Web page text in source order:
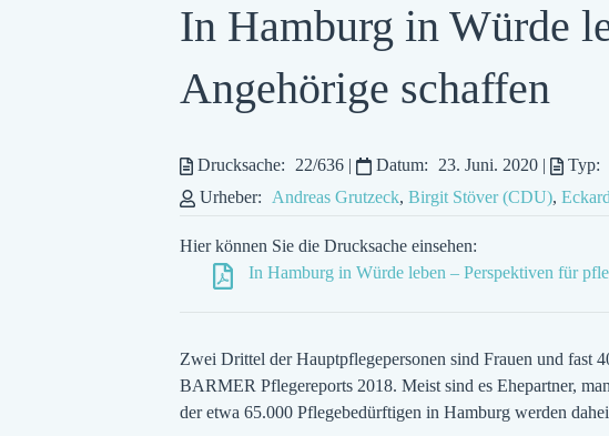
In Hamburg in Würde
Angehörige schaffen
Drucksache: 22/636 | Datum: 23. Juni. 2020 | Typ:
Urheber:
Andreas Grutzeck,Birgit Stöver (CDU),
Hier können Sie die Drucksache einsehen:
In Hamburg in Würde leben – Perspektiven für
Zwei Drittel der Hauptpflegepersonen sind Frauen und fast
BARMER Pflegereports 2018. Meist sind es Ehepartner,
der etwa 65.000 Pflegebedürftigen in Hamburg werden